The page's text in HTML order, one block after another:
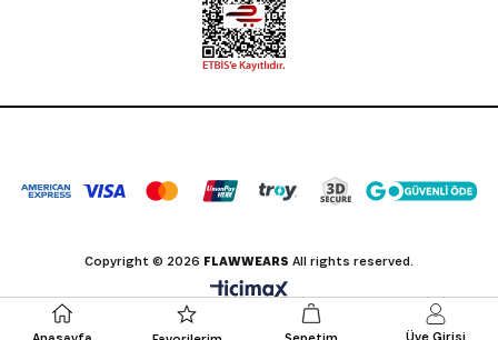
Copyright © 2026 FLAWWEARS All rights reserved.
Üye Girişi